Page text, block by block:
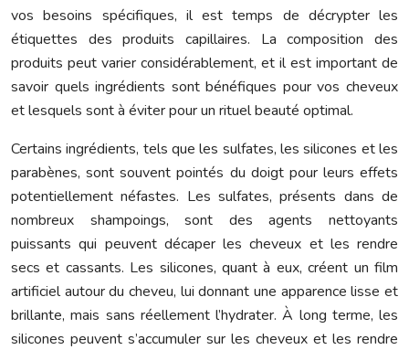
vos besoins spécifiques, il est temps de décrypter les
étiquettes des produits capillaires. La composition des
produits peut varier considérablement, et il est important de
savoir quels ingrédients sont bénéfiques pour vos cheveux
et lesquels sont à éviter pour un rituel beauté optimal.
Certains ingrédients, tels que les sulfates, les silicones et les
parabènes, sont souvent pointés du doigt pour leurs effets
potentiellement néfastes. Les sulfates, présents dans de
nombreux shampoings, sont des agents nettoyants
puissants qui peuvent décaper les cheveux et les rendre
secs et cassants. Les silicones, quant à eux, créent un film
artificiel autour du cheveu, lui donnant une apparence lisse et
brillante, mais sans réellement l’hydrater. À long terme, les
silicones peuvent s’accumuler sur les cheveux et les rendre